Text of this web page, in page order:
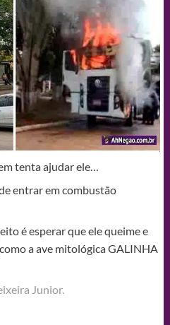
tenta ajudar ele…
entrar em combustão
é esperar que ele queime e
a ave mitológica GALINHA
Junior.